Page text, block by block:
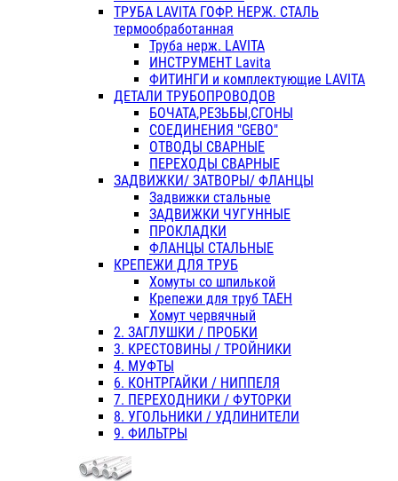
ТРУБА LAVITA ГОФР. НЕРЖ. СТАЛЬ
термообработанная
Труба нерж. LAVITA
ИНСТРУМЕНТ Lavita
ФИТИНГИ и комплектующие LAVITA
ДЕТАЛИ ТРУБОПРОВОДОВ
БОЧАТА,РЕЗЬБЫ,СГОНЫ
СОЕДИНЕНИЯ "GEBO"
ОТВОДЫ СВАРНЫЕ
ПЕРЕХОДЫ СВАРНЫЕ
ЗАДВИЖКИ/ ЗАТВОРЫ/ ФЛАНЦЫ
Задвижки стальные
ЗАДВИЖКИ ЧУГУННЫЕ
ПРОКЛАДКИ
ФЛАНЦЫ СТАЛЬНЫЕ
КРЕПЕЖИ ДЛЯ ТРУБ
Хомуты со шпилькой
Крепежи для труб ТАЕН
Хомут червячный
2. ЗАГЛУШКИ / ПРОБКИ
3. КРЕСТОВИНЫ / ТРОЙНИКИ
4. МУФТЫ
6. КОНТРГАЙКИ / НИППЕЛЯ
7. ПЕРЕХОДНИКИ / ФУТОРКИ
8. УГОЛЬНИКИ / УДЛИНИТЕЛИ
9. ФИЛЬТРЫ